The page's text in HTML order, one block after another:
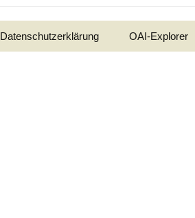
Datenschutzerklärung OAI-Explorer